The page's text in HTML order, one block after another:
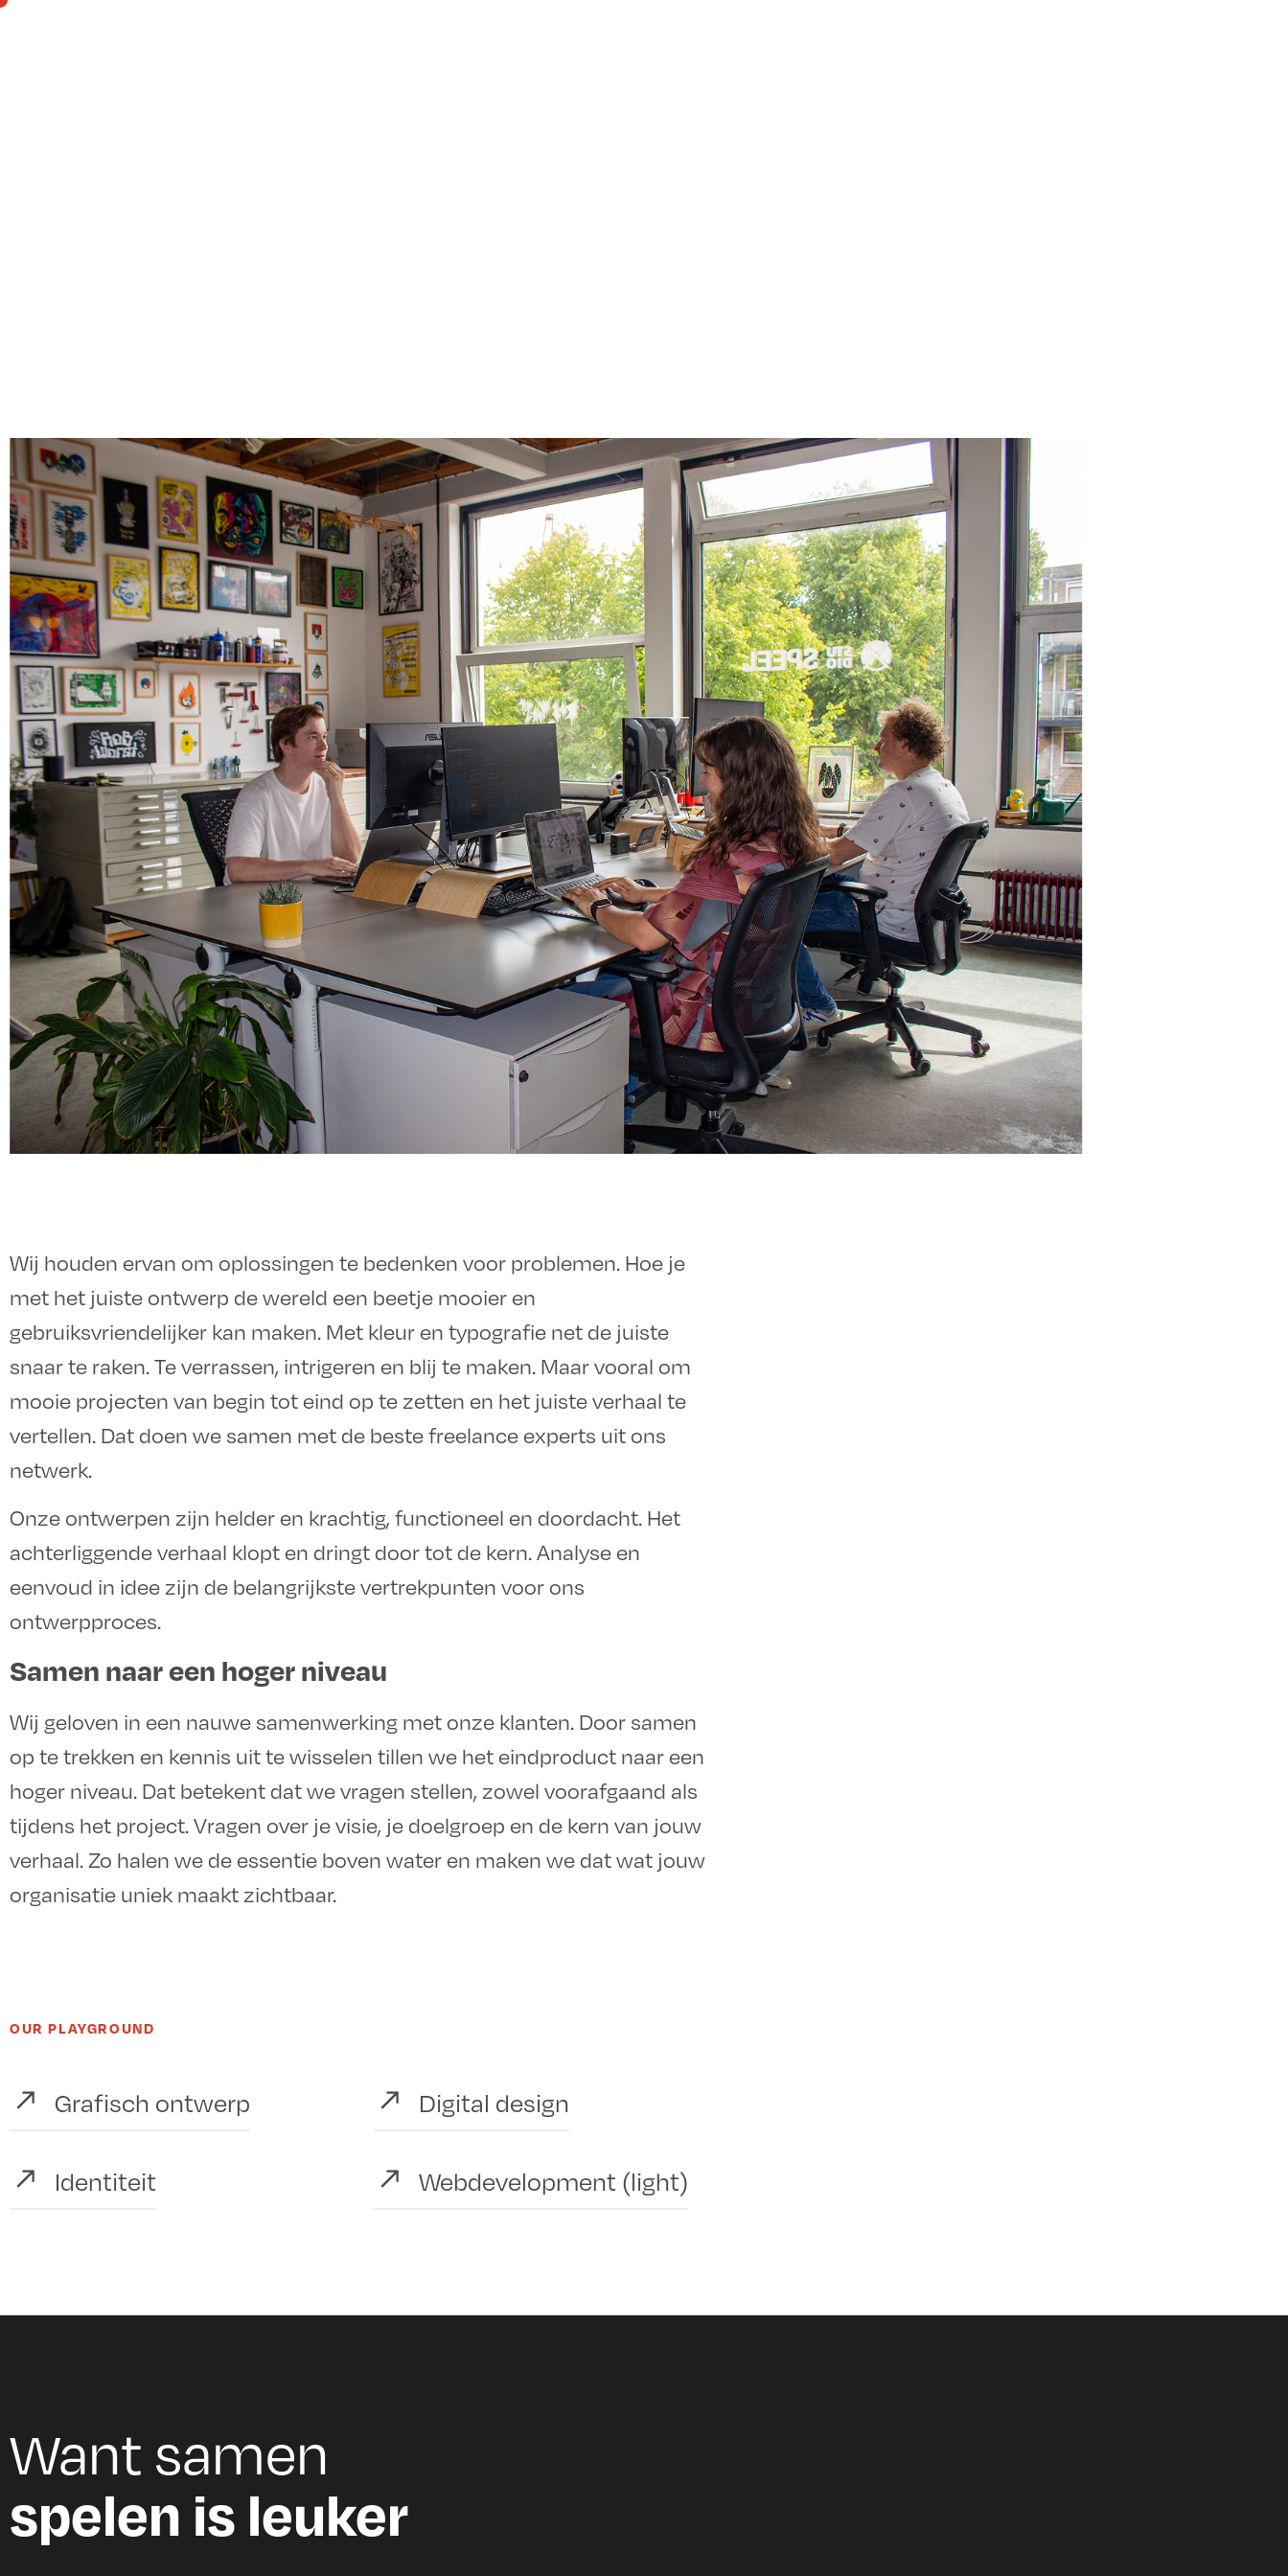
Wij houden ervan om oplossingen te bedenken voor problemen. Hoe je
met het juiste ontwerp de wereld een beetje mooier en
gebruiksvriendelijker kan maken. Met kleur en typografie net de juiste
snaar te raken. Te verrassen, intrigeren en blij te maken. Maar vooral om
mooie projecten van begin tot eind op te zetten en het juiste verhaal te
vertellen. Dat doen we samen met de beste freelance experts uit ons
netwerk.
Onze ontwerpen zijn helder en krachtig, functioneel en doordacht. Het
achterliggende verhaal klopt en dringt door tot de kern. Analyse en
eenvoud in idee zijn de belangrijkste vertrekpunten voor ons
ontwerpproces.
Samen naar een hoger niveau
Wij geloven in een nauwe samenwerking met onze klanten. Door samen
op te trekken en kennis uit te wisselen tillen we het eindproduct naar een
hoger niveau. Dat betekent dat we vragen stellen, zowel voorafgaand als
tijdens het project. Vragen over je visie, je doelgroep en de kern van jouw
verhaal. Zo halen we de essentie boven water en maken we dat wat jouw
organisatie uniek maakt zichtbaar.
OUR PLAYGROUND
Grafisch ontwerp Digital design
Identiteit Webdevelopment (light)
Want samen
spelen is leuker